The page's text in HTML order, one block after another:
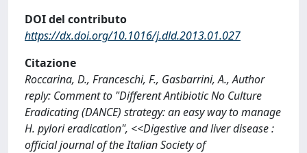
DOI del contributo
https://dx.doi.org/10.1016/j.dld.2013.01.027
Citazione
Roccarina, D., Franceschi, F., Gasbarrini, A., Author
reply: Comment to "Different Antibiotic No Culture
Eradicating (DANCE) strategy: an easy way to manage
H. pylori eradication", <<Digestive and liver disease :
official journal of the Italian Society of